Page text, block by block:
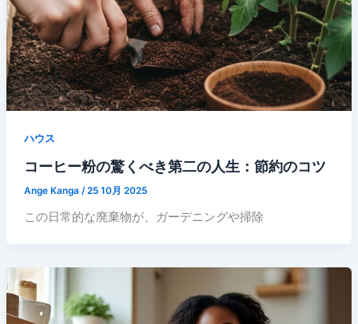
ハウス
コーヒー粉の驚くべき第二の人生：節約のコツ
Ange Kanga /25 10月 2025
この日常的な廃棄物が、ガーデニングや掃除